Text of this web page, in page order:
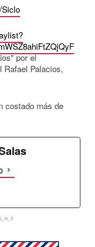
por el
Rafael Palacios,
costado más de